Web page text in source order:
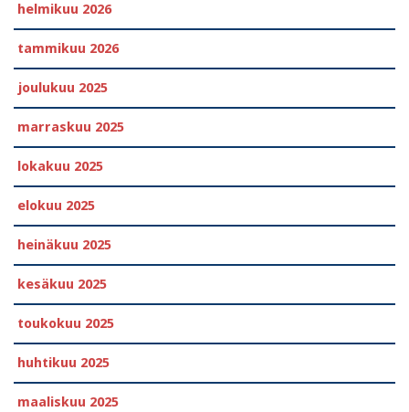
helmikuu 2026
tammikuu 2026
joulukuu 2025
marraskuu 2025
lokakuu 2025
elokuu 2025
heinäkuu 2025
kesäkuu 2025
toukokuu 2025
huhtikuu 2025
maaliskuu 2025